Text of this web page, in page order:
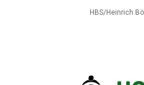
HBS/Heinrich